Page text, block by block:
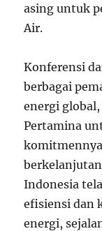
asing untuk
Air.
Konferensi
berbagai
energi
Pertamina
Indonesia
efisiensi dan
energi,